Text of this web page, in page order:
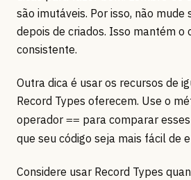
são imutáveis. Por isso, não mude
depois de criados. Isso mantém o
consistente.
Outra dica é usar os recursos de
Record Types oferecem. Use o
operador == para comparar
que seu código seja mais fácil de
Considere usar Record Types